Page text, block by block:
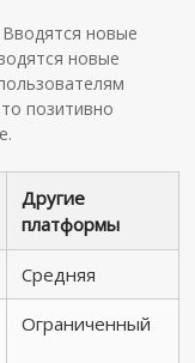
новые
новые
позитивно
Другие
платформы
Средняя
Ограниченный